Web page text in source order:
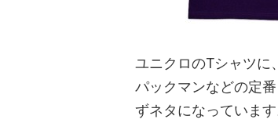
ユニクロのTシャツに
パックマンなどの定
ずネタになっていま